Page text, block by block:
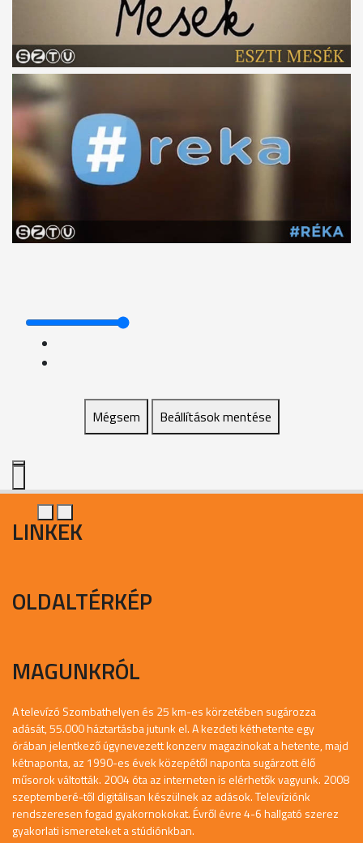
Mégsem Beállítások mentése
LINKEK
OLDALTÉRKÉP
MAGUNKRÓL
A televízó Szombathelyen és 25 km-es körzetében sugározza
adását, 55.000 háztartásba jutunk el. A kezdeti kéthetente egy
órában jelentkező úgynevezett konzerv magazinokat a hetente, majd
kétnaponta, az 1990-es évek közepétől naponta sugárzott élő
műsorok váltották. 2004 óta az interneten is elérhetők vagyunk. 2008
szeptemberé-től digitálisan készülnek az adások. Televíziónk
rendszeresen fogad gyakornokokat. Évről évre 4-6 hallgató szerez
gyakorlati ismereteket a stúdiónkban.